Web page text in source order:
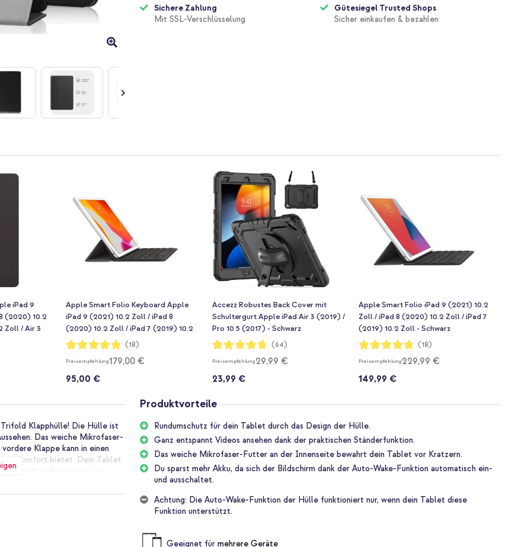
Sichere Zahlung
Mit SSL-Verschlüsselung
Gütesiegel Trusted Shops
Sicher einkaufen & bezahlen
iPad 9
(2020) 10.2
Zoll / Air 3
Schwarz
Apple Smart Folio Keyboard Apple
iPad 9 (2021) 10.2 Zoll / iPad 8
(2020) 10.2 Zoll / iPad 7 (2019) 10.2
Zoll / Air 3 (2019) / Pro 10.5 (2017) -
QWERTZ / DE - Schwarz
Bewertung:
96%
(18)
Preisempfehlung179,00 €
95,00 €
Accezz Robustes Back Cover mit
Schultergurt Apple iPad Air 3 (2019) /
Pro 10.5 (2017) - Schwarz
Bewertung:
94%
(64)
Preisempfehlung29,99 €
23,99 €
Apple Smart Folio iPad 9 (2021) 10.2
Zoll / iPad 8 (2020) 10.2 Zoll / iPad 7
(2019) 10.2 Zoll - Schwarz
Bewertung:
96%
(18)
Preisempfehlung229,99 €
149,99 €
Klapphülle! Die Hülle ist
Das weiche Mikrofaser-
Klappe kann in einen
Komfort bietet. Dein Tablet
wacht auf, wenn du sie
elegante Ausstrahlung. Die
beibehält. Praktisch, wenn
Produktvorteile
Rundumschutz für dein Tablet durch das Design der Hülle.
Ganz entspannt Videos ansehen dank der praktischen Ständerfunktion.
Das weiche Mikrofaser-Futter an der Innenseite bewahrt dein Tablet vor Kratzern.
Du sparst mehr Akku, da sich der Bildschirm dank der Auto-Wake-Funktion automatisch ein-
und ausschaltet.
Achtung: Die Auto-Wake-Funktion der Hülle funktioniert nur, wenn dein Tablet diese
Funktion unterstützt.
Geeignet fürmehrere Geräte